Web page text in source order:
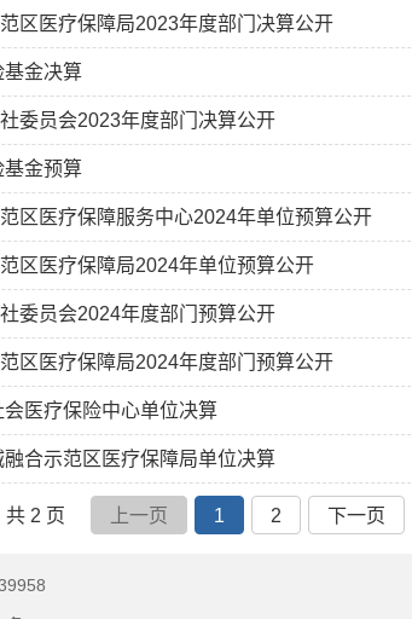
区医疗保障局2023年度部门决算公开
基金决算
委员会2023年度部门决算公开
基金预算
区医疗保障服务中心2024年单位预算公开
区医疗保障局2024年单位预算公开
委员会2024年度部门预算公开
区医疗保障局2024年度部门预算公开
医疗保险中心单位决算
合示范区医疗保障局单位决算
共 2 页 上一页 1 2 下一页